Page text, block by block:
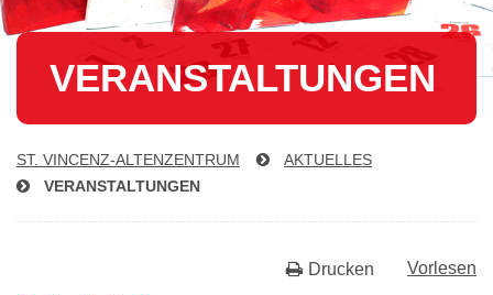
VER­AN­STAL­TUN­GEN
ST. VIN­CENZ-AL­TEN­ZEN­TRUM
AKTUELLES
VER­AN­STAL­TUN­GEN
Vorlesen
Drucken